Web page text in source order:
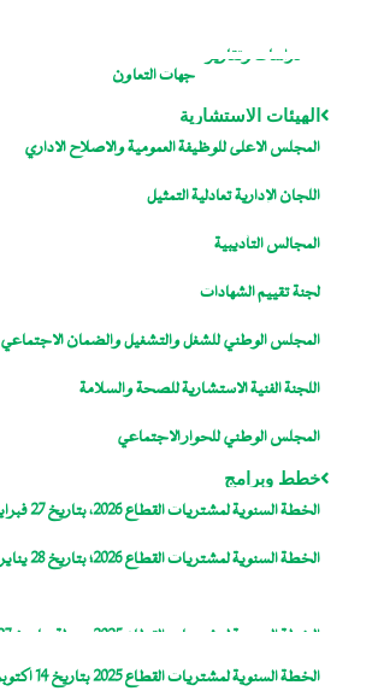
دراسات وتقارير
جهات التعاون
الهيئات الاستشارية
المجلس الاعلى للوظيفة العمومية والاصلاح الاداري
اللجان الإدارية تعادلية التمثيل
المجالس التأديبية
لجنة تقييم الشهادات
المجلس الوطني للشغل والتشغيل والضمان الاجتماعي
اللجنة الفنية الاستشارية للصحة والسلامة
المجلس الوطني للحوار الاجتماعي
خطط وبرامج
الخطة السنوية لمشتريات القطاع 2026، بتاريخ 27 فبراير 2026
الخطة السنوية لمشتريات القطاع 2026؛ بتاريخ 28 يناير 2026
الخطة السنوية لمشتريات القطاع 2025، معدلة بتاريخ 27 اكتوبر 2025
الخطة السنوية لمشتريات القطاع 2025 بتاريخ 14 اكتوبر 2025